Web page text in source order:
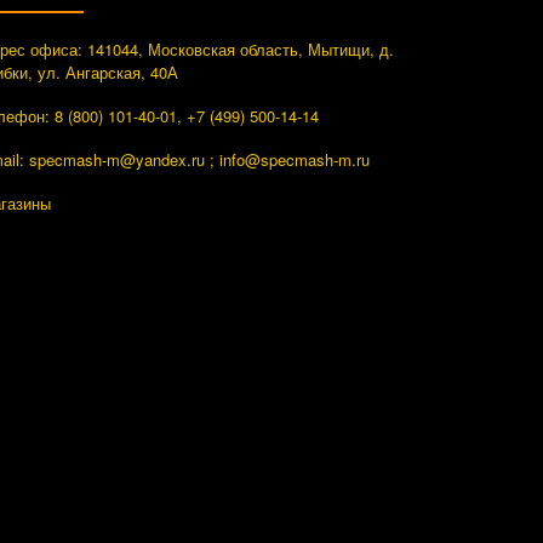
офиса: 141044, Московская область, Мытищи, д.
ул. Ангарская, 40А
8 (800) 101-40-01, +7 (499) 500-14-14
specmash-m@yandex.ru ; info@specmash-m.ru